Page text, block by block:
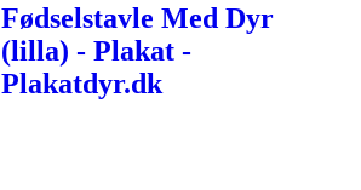
Fødselstavle Med Dyr
(lilla) - Plakat -
Plakatdyr.dk